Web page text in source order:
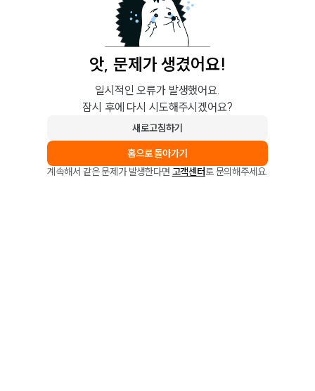
앗, 문제가 생겼어요!
일시적인 오류가 발생했어요.
잠시 후에 다시 시도해주시겠어요?
새로고침하기
홈으로 돌아가기
계속해서 같은 문제가 발생한다면 고객센터로 문의해주세요.